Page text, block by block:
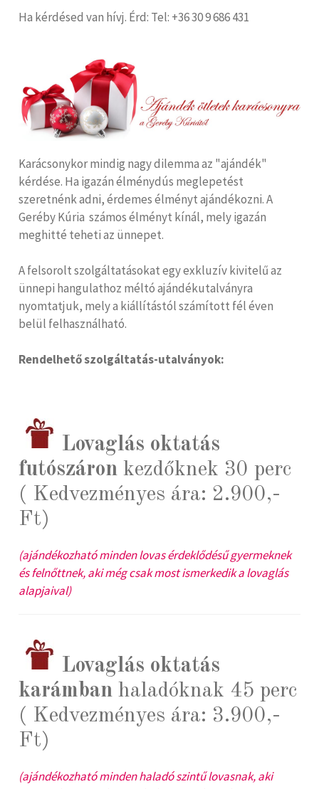
Ha kérdésed van hívj. Érd: Tel: +36 30 9 686 431
Karácsonykor mindig nagy dilemma az "ajándék"
kérdése. Ha igazán élménydús meglepetést
szeretnénk adni, érdemes élményt ajándékozni. A
Geréby Kúria számos élményt kínál, mely igazán
meghitté teheti az ünnepet.
A felsorolt szolgáltatásokat egy exkluzív kivitelű az
ünnepi hangulathoz méltó ajándékutalványra
nyomtatjuk, mely a kiállítástól számított fél éven
belül felhasználható.
Rendelhető szolgáltatás-utalványok:
Lovaglás oktatás
futószáron kezdőknek 30 perc
( Kedvezményes ára: 2.900,-
Ft)
(ajándékozható minden lovas érdeklődésű gyermeknek
és felnőttnek, aki még csak most ismerkedik a lovaglás
alapjaival)
Lovaglás oktatás
karámban haladóknak 45 perc
( Kedvezményes ára: 3.900,-
Ft)
(ajándékozható minden haladó szintű lovasnak, aki